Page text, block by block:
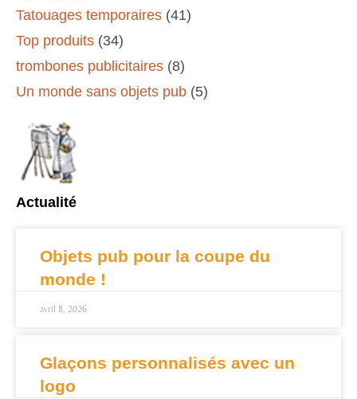
Tatouages temporaires (41)
Top produits (34)
trombones publicitaires (8)
Un monde sans objets pub (5)
Actualité
Objets pub pour la coupe du
monde !
avril 8, 2026
Glaçons personnalisés avec un
logo